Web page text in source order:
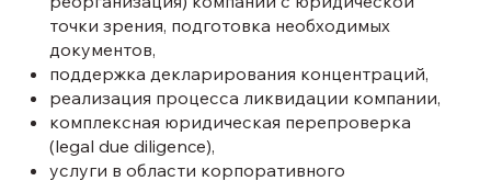
точки зрения, подготовка необходимых
документов,
поддержка декларирования концентраций,
реализация процесса ликвидации компании,
комплексная юридическая перепроверка
(legal due diligence),
услуги в области корпоративного